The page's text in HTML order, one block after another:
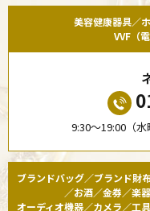
美容健康器具／
VVF（
9:30〜19:00（
ブランドバッグ／ブランド財
／お酒／金券／楽
オーディオ機器／カメラ／工